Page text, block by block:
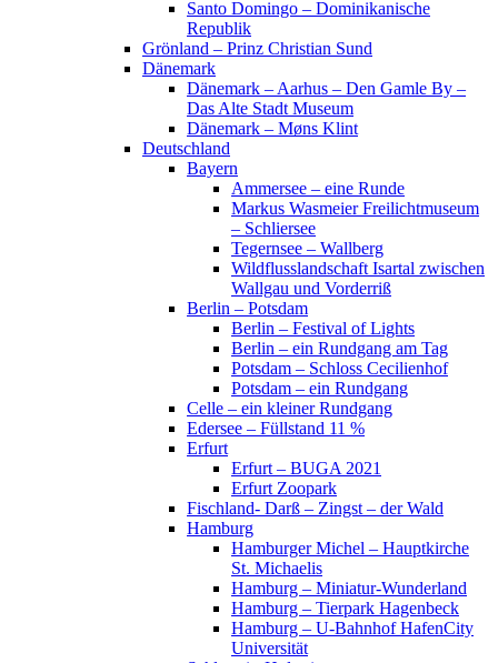
Santo Domingo – Dominikanische
Republik
Grönland – Prinz Christian Sund
Dänemark
Dänemark – Aarhus – Den Gamle By –
Das Alte Stadt Museum
Dänemark – Møns Klint
Deutschland
Bayern
Ammersee – eine Runde
Markus Wasmeier Freilichtmuseum
– Schliersee
Tegernsee – Wallberg
Wildflusslandschaft Isartal zwischen
Wallgau und Vorderriß
Berlin – Potsdam
Berlin – Festival of Lights
Berlin – ein Rundgang am Tag
Potsdam – Schloss Cecilienhof
Potsdam – ein Rundgang
Celle – ein kleiner Rundgang
Edersee – Füllstand 11 %
Erfurt
Erfurt – BUGA 2021
Erfurt Zoopark
Fischland- Darß – Zingst – der Wald
Hamburg
Hamburger Michel – Hauptkirche
St. Michaelis
Hamburg – Miniatur-Wunderland
Hamburg – Tierpark Hagenbeck
Hamburg – U-Bahnhof HafenCity
Universität